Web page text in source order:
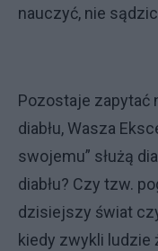
nauczyć, nie
Pozostaje zapytać
diabłu, Wasza
swojemu” służą
diabłu? Czy tzw.
dzisiejszy świat
kiedy zwykli ludzie